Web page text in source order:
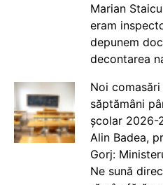
Marian
eram
depunem
decontarea
Noi
săptămâni
școlar 2026-
Alin Badea,
Gorj:
Ne sună